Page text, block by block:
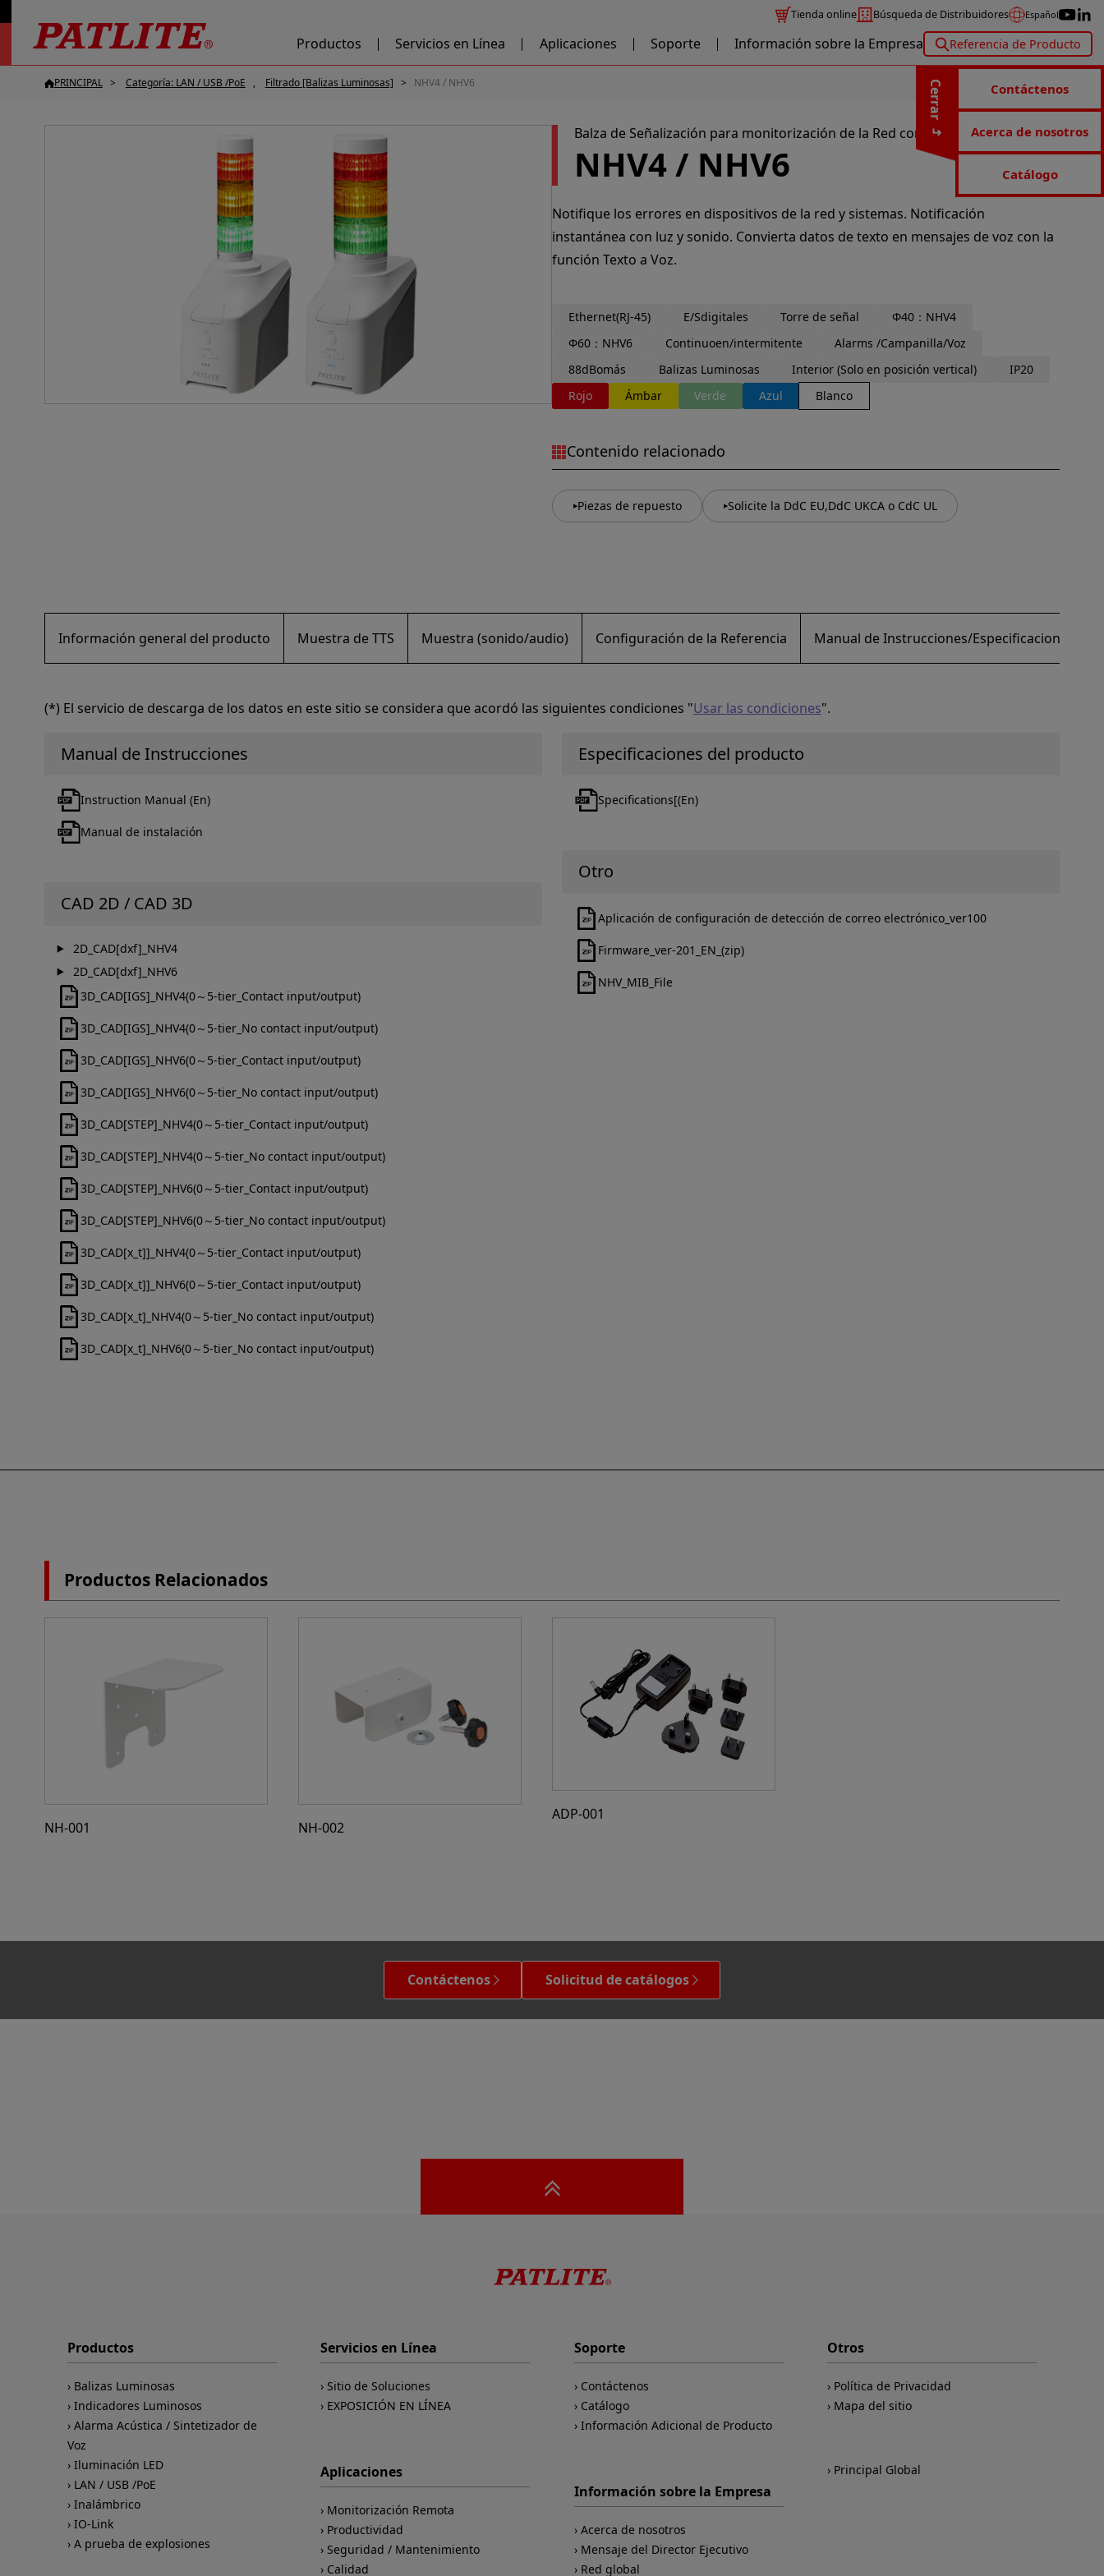
Tienda online Búsqueda de Distribuidores Español
Productos Servicios en Línea Aplicaciones Soporte Información sobre la Empresa Referencia de Producto
Cerrar Contáctenos
Acerca de nosotros
Catálogo
PRINCIPAL Categoría: LAN / USB /PoE Filtrado [Balizas Luminosas] NHV4 / NHV6
Balza de Señalización para monitorización de la Red con notificaciones de voz
NHV4 / NHV6
Notifique los errores en dispositivos de la red y sistemas. Notificación
instantánea con luz y sonido. Convierta datos de texto en mensajes de voz con la
función Texto a Voz.
Ethernet(RJ-45) E/Sdigitales Torre de señal
Φ40：NHV4
Φ60：NHV6
Continuoen/intermitente
Alarms /Campanilla/Voz
88dBomás
Balizas Luminosas Interior (Solo en posición vertical)
IP20
Rojo
Ámbar Verde Azul Blanco
Contenido relacionado
Piezas de repuesto Solicite la DdC EU,DdC UKCA o CdC UL
Información general del producto Muestra de TTS Muestra (sonido/audio) Configuración de la Referencia Manual de Instrucciones/Especificaciones/
(*) El servicio de descarga de los datos en este sitio se considera que acordó las siguientes condiciones "Usar las condiciones".
Manual de Instrucciones
Instruction Manual (En)
Manual de instalación
CAD 2D / CAD 3D
2D_CAD[dxf]_NHV4
2D_CAD[dxf]_NHV6
3D_CAD[IGS]_NHV4(0～5-tier_Contact input/output)
3D_CAD[IGS]_NHV4(0～5-tier_No contact input/output)
3D_CAD[IGS]_NHV6(0～5-tier_Contact input/output)
3D_CAD[IGS]_NHV6(0～5-tier_No contact input/output)
3D_CAD[STEP]_NHV4(0～5-tier_Contact input/output)
3D_CAD[STEP]_NHV4(0～5-tier_No contact input/output)
3D_CAD[STEP]_NHV6(0～5-tier_Contact input/output)
3D_CAD[STEP]_NHV6(0～5-tier_No contact input/output)
3D_CAD[x_t]]_NHV4(0～5-tier_Contact input/output)
3D_CAD[x_t]]_NHV6(0～5-tier_Contact input/output)
3D_CAD[x_t]_NHV4(0～5-tier_No contact input/output)
3D_CAD[x_t]_NHV6(0～5-tier_No contact input/output)
Especificaciones del producto
Specifications[(En)
Otro
Aplicación de configuración de detección de correo electrónico_ver100
Firmware_ver-201_EN_(zip)
NHV_MIB_File
Productos Relacionados
NH-001 NH-002
ADP-001
Contáctenos Solicitud de catálogos
Productos
Balizas Luminosas
Indicadores Luminosos
Alarma Acústica / Sintetizador de
Voz
Iluminación LED
LAN / USB /PoE
Inalámbrico
IO-Link
A prueba de explosiones
Servicios en Línea
Sitio de Soluciones
EXPOSICIÓN EN LÍNEA
Aplicaciones
Monitorización Remota
Productividad
Seguridad / Mantenimiento
Calidad
Soporte
Contáctenos
Catálogo
Información Adicional de Producto
Información sobre la Empresa
Acerca de nosotros
Mensaje del Director Ejecutivo
Red global
Otros
Política de Privacidad
Mapa del sitio
Principal Global